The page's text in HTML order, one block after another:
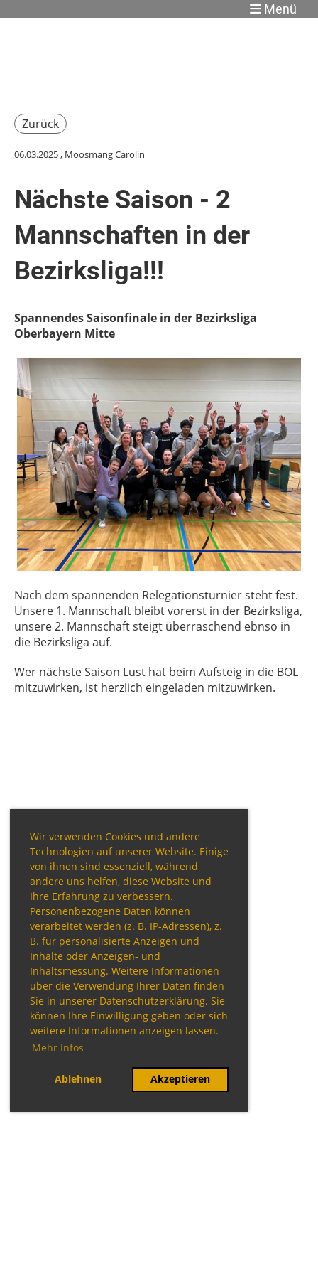
Wir verwenden Cookies und andere
Technologien auf unserer Website. Einige
von ihnen sind essenziell, während
andere uns helfen, diese Website und
Ihre Erfahrung zu verbessern.
Personenbezogene Daten können
verarbeitet werden (z. B. IP-Adressen), z.
B. für personalisierte Anzeigen und
Inhalte oder Anzeigen- und
Inhaltsmessung. Weitere Informationen
über die Verwendung Ihrer Daten finden
Sie in unserer Datenschutzerklärung. Sie
können Ihre Einwilligung geben oder sich
weitere Informationen anzeigen lassen.
Mehr Infos
Ablehnen Akzeptieren
Menü
Zurück
06.03.2025, Moosmang Carolin
Nächste Saison - 2
Mannschaften in der
Bezirksliga!!!
Spannendes Saisonfinale in der Bezirksliga
Oberbayern Mitte
Nach dem spannenden Relegationsturnier steht fest.
Unsere 1. Mannschaft bleibt vorerst in der Bezirksliga,
unsere 2. Mannschaft steigt überraschend ebnso in
die Bezirksliga auf.
Wer nächste Saison Lust hat beim Aufsteig in die BOL
mitzuwirken, ist herzlich eingeladen mitzuwirken.